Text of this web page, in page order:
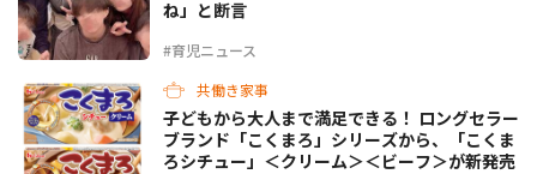
#育児ニュース
ね」と断言
共働き家事
子どもから大人まで満足できる！ ロングセラー
ブランド「こくまろ」シリーズから、「こくま
ろシチュー」＜クリーム＞＜ビーフ＞が新発売